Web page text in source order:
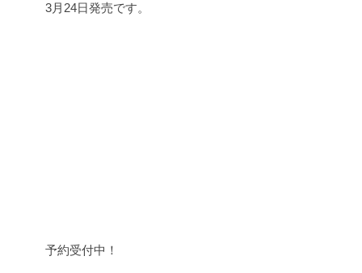
3月24日発売です。
予約受付中！